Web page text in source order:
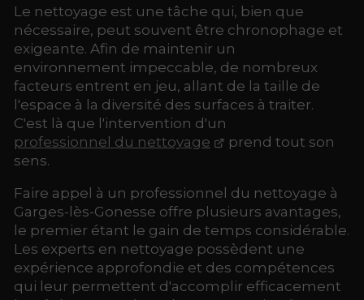
Le nettoyage est une tâche qui, bien que
nécessaire, peut souvent être chronophage et
exigeante. Afin de maintenir un
environnement impeccable, de nombreux
facteurs entrent en jeu, allant de la taille de
l'espace à la diversité des surfaces à traiter.
C'est là que l'intervention d'un
professionnel du nettoyage
prend tout son
sens.
Faire appel à un professionnel du nettoyage à
Garges-lès-Gonesse offre plusieurs avantages,
le premier étant le gain de temps considérable.
Les experts en nettoyage possèdent une
expérience approfondie et des compétences
qui leur permettent d'accomplir efficacement